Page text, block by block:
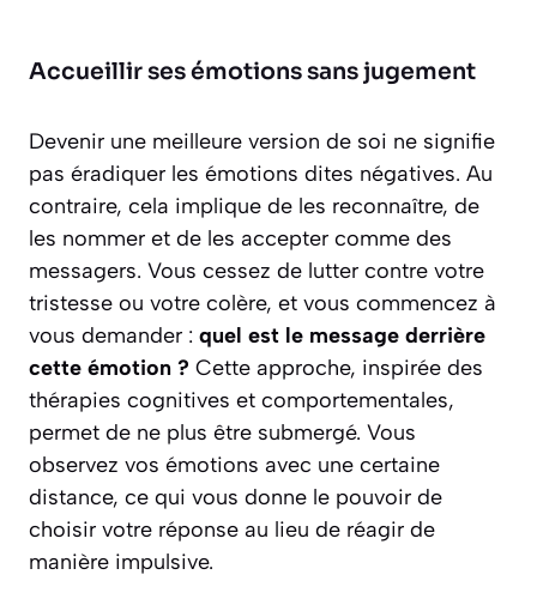
Accueillir ses émotions sans jugement
Devenir une meilleure version de soi ne signifie
pas éradiquer les émotions dites négatives. Au
contraire, cela implique de les reconnaître, de
les nommer et de les accepter comme des
messagers. Vous cessez de lutter contre votre
tristesse ou votre colère, et vous commencez à
vous demander : quel est le message derrière
cette émotion ? Cette approche, inspirée des
thérapies cognitives et comportementales,
permet de ne plus être submergé. Vous
observez vos émotions avec une certaine
distance, ce qui vous donne le pouvoir de
choisir votre réponse au lieu de réagir de
manière impulsive.